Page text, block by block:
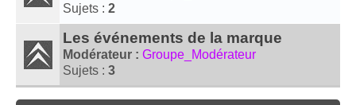
Sujets : 2
Les événements de la marque
Modérateur : Groupe_Modérateur
Sujets : 3